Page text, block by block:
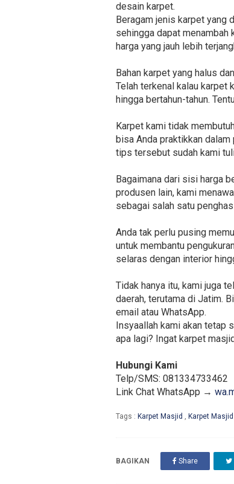
desain karpet.
Beragam jenis karpet yang
sehingga dapat menambah
harga yang jauh lebih
Bahan karpet yang halus
Telah terkenal kalau karpet
hingga bertahun-tahun.
Karpet kami tidak
bisa Anda praktikkan
tips tersebut sudah kami
Bagaimana dari sisi harga
produsen lain, kami
sebagai salah satu
Anda tak perlu pusing
untuk membantu
selaras dengan interior
Tidak hanya itu, kami juga
daerah, terutama di Jatim.
email atau WhatsApp.
Insyaallah kami akan tetap
apa lagi? Ingat karpet
Hubungi Kami
Telp/SMS: 081334733462
Link Chat WhatsApp →
Tags : Karpet Masjid , Karpet Masjid
BAGIKAN Share